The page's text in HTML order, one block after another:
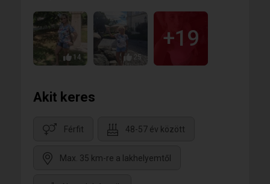
14 25
+19
Akit keres
Férfit 48-57 év között
Max. 35 km-re a lakhelyemtől